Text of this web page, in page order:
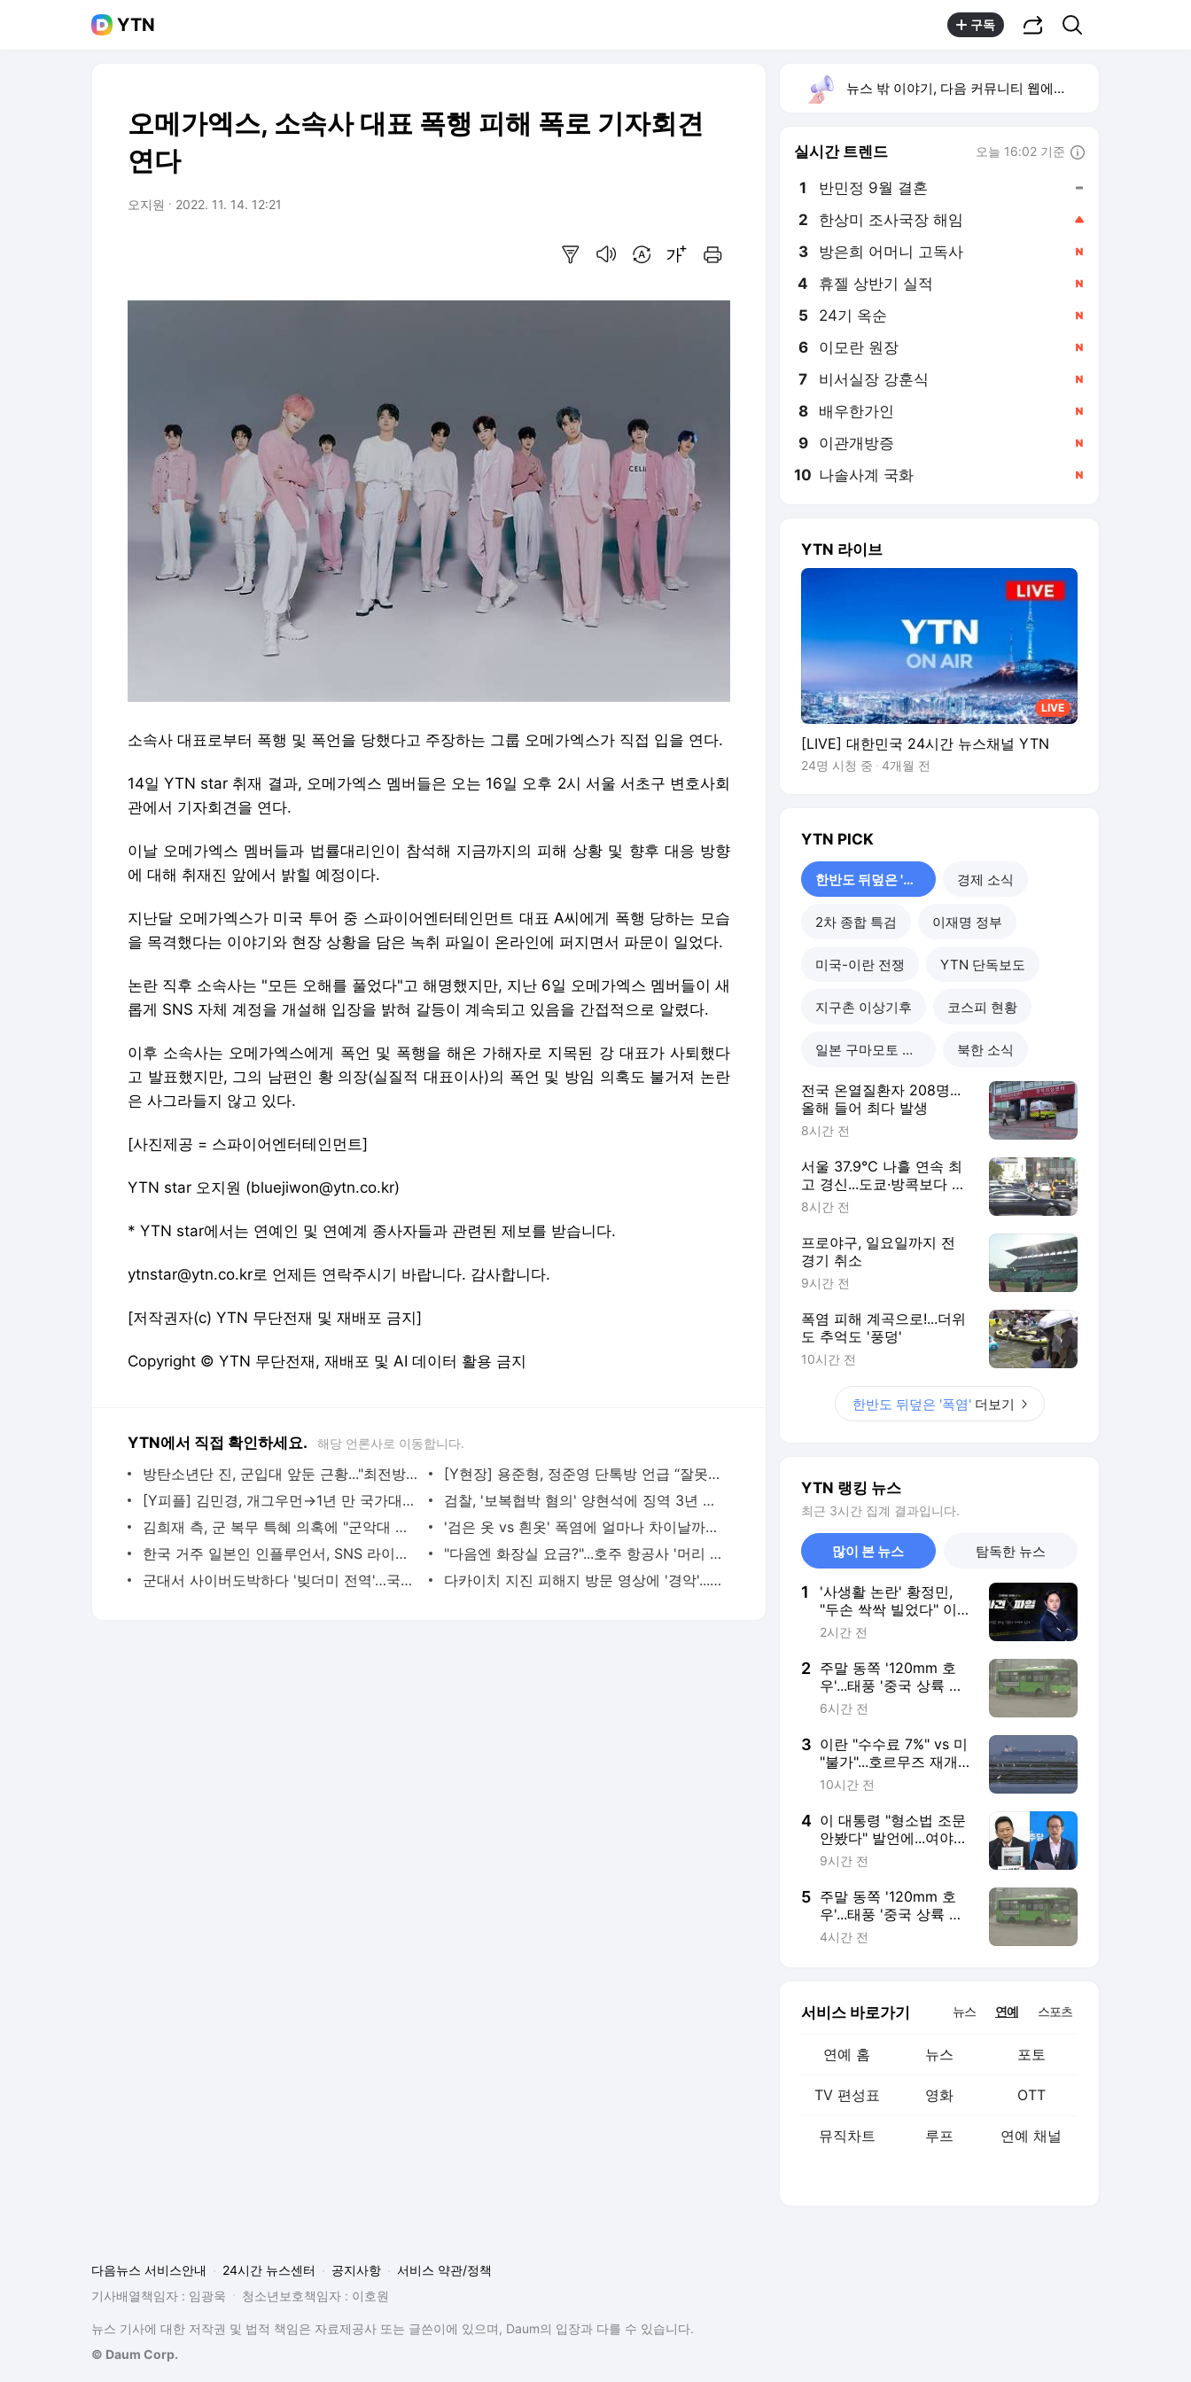
YTN 구독
오메가엑스, 소속사 대표 폭행 피해 폭로 기자회견
연다
오지원 2022. 11. 14. 12:21
소속사 대표로부터 폭행 및 폭언을 당했다고 주장하는 그룹 오메가엑스가 직접 입을 연다.
14일 YTN star 취재 결과, 오메가엑스 멤버들은 오는 16일 오후 2시 서울 서초구 변호사회
관에서 기자회견을 연다.
이날 오메가엑스 멤버들과 법률대리인이 참석해 지금까지의 피해 상황 및 향후 대응 방향
에 대해 취재진 앞에서 밝힐 예정이다.
지난달 오메가엑스가 미국 투어 중 스파이어엔터테인먼트 대표 A씨에게 폭행 당하는 모습
을 목격했다는 이야기와 현장 상황을 담은 녹취 파일이 온라인에 퍼지면서 파문이 일었다.
논란 직후 소속사는 "모든 오해를 풀었다"고 해명했지만, 지난 6일 오메가엑스 멤버들이 새
롭게 SNS 자체 계정을 개설해 입장을 밝혀 갈등이 계속되고 있음을 간접적으로 알렸다.
이후 소속사는 오메가엑스에게 폭언 및 폭행을 해온 가해자로 지목된 강 대표가 사퇴했다
고 발표했지만, 그의 남편인 황 의장(실질적 대표이사)의 폭언 및 방임 의혹도 불거져 논란
은 사그라들지 않고 있다.
[사진제공 = 스파이어엔터테인먼트]
YTN star 오지원 (bluejiwon@ytn.co.kr)
* YTN star에서는 연예인 및 연예계 종사자들과 관련된 제보를 받습니다.
ytnstar@ytn.co.kr로 언제든 연락주시기 바랍니다. 감사합니다.
[저작권자(c) YTN 무단전재 및 재배포 금지]
Copyright © YTN 무단전재, 재배포 및 AI 데이터 활용 금지
YTN에서 직접 확인하세요. 해당 언론사로 이동합니다.
방탄소년단 진, 군입대 앞둔 근황..."최전방 떴어요"
[Y현장] 용준형, 정준영 단톡방 언급 “잘못된 대화 바로잡지 못했다”
[Y피플] 김민경, 개그우먼→1년 만 국가대표?...재주가 이리 많았다니
검찰, '보복협박 혐의' 양현석에 징역 3년 구형 "반성의 기미 없다"
김희재 측, 군 복무 특혜 의혹에 "군악대 보고 후 지휘통제 따랐다"(공식입장)
'검은 옷 vs 흰옷' 폭염에 얼마나 차이날까?...수도권 극한 더위 절정
한국 거주 일본인 인플루언서, SNS 라이브방송 도중 사망
"다음엔 화장실 요금?"...호주 항공사 '머리 위 짐칸' 유료화
군대서 사이버도박하다 '빚더미 전역'…국방부, 자진신고제 검토
다카이치 지진 피해지 방문 영상에 '경악'...日배우도 "미친 짓" 직격
뉴스 밖 이야기, 다음 커뮤니티 웹에서 보기
실시간 트렌드 오늘 16:02 기준
1 반민정 9월 결혼
2 한상미 조사국장 해임
4 휴젤 상반기 실적
5 24기 옥순
6 이모란 원장
7 비서실장 강훈식
8 배우한가인
9 이관개방증
10 나솔사계 국화
YTN 라이브
LIVE
[LIVE] 대한민국 24시간 뉴스채널 YTN
24명 시청 중 4개월 전
YTN PICK
한반도 뒤덮은 '폭염' 경제 소식
2차 종합 특검 이재명 정부
미국-이란 전쟁 YTN 단독보도
지구촌 이상기후 코스피 현황
일본 구마모토 강진 북한 소식
전국 온열질환자 208명...
올해 들어 최다 발생
8시간 전
서울 37.9℃ 나흘 연속 최
고 경신...도쿄·방콕보다 덥
다
8시간 전
프로야구, 일요일까지 전
경기 취소
9시간 전
폭염 피해 계곡으로!...더위
도 추억도 '풍덩'
10시간 전
한반도 뒤덮은 '폭염' 더보기
YTN 랭킹 뉴스
최근 3시간 집계 결과입니다.
많이 본 뉴스 탐독한 뉴스
1
'사생활 논란' 황정민,
"두손 싹싹 빌었다" 이유
는? [사건X파일]
2시간 전
2 주말 동쪽 '120mm 호
우'...태풍 '중국 상륙 뒤'
변수
6시간 전
3 이란 "수수료 7%" vs 미
"불가"...호르무즈 재개
방 막판 진통
10시간 전
4 이 대통령 "형소법 조문
안봤다" 발언에...여야
설전 격화
9시간 전
5 주말 동쪽 '120mm 호
우'...태풍 '중국 상륙 뒤'
변수
4시간 전
서비스 바로가기 뉴스 연예 스포츠
연예 홈 뉴스 포토
TV 편성표 영화 OTT
뮤직차트 루프 연예 채널
다음뉴스 서비스안내 24시간 뉴스센터 공지사항
서비스 약관/정책
기사배열책임자 : 임광욱
청소년보호책임자 : 이호원
뉴스 기사에 대한 저작권 및 법적 책임은 자료제공사 또는 글쓴이에 있으며, Daum의 입장과 다를 수 있습니다.
© Daum Corp.